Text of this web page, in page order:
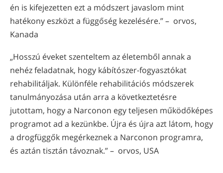
én is kifejezetten ezt a módszert javaslom mint
hatékony eszközt a függőség kezelésére.” – orvos,
Kanada
„Hosszú éveket szenteltem az életemből annak a
nehéz feladatnak, hogy kábítószer-fogyasztókat
rehabilitáljak. Különféle rehabilitációs módszerek
tanulmányozása után arra a következtetésre
jutottam, hogy a Narconon egy teljesen működőképes
programot ad a kezünkbe. Újra és újra azt látom, hogy
a drog­függők megérkeznek a Narconon programra,
és aztán tisztán távoznak.” – orvos, USA